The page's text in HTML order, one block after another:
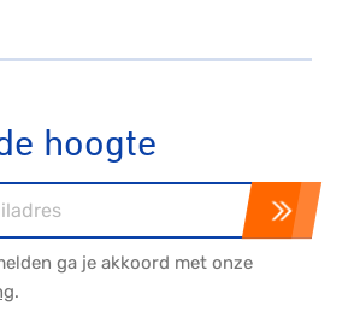
hoogte
ga je akkoord met onze
.